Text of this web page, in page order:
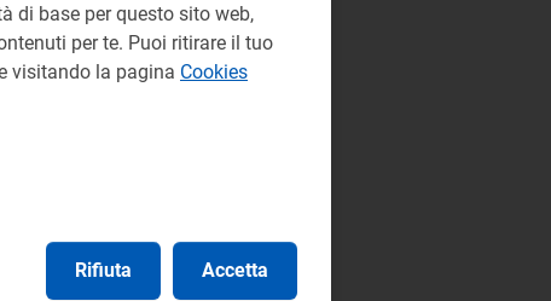
di base per questo sito web,
per te. Puoi ritirare il tuo
visitando la pagina Cookies
Rifiuta Accetta